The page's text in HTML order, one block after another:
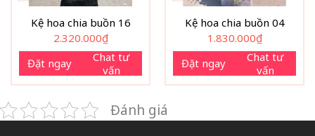
Kệ hoa chia buồn 16
2.320.000₫
Đặt ngay
Chat tư
vấn
Kệ hoa chia buồn 04
1.830.000₫
Đặt ngay
Chat tư
vấn
Đánh giá